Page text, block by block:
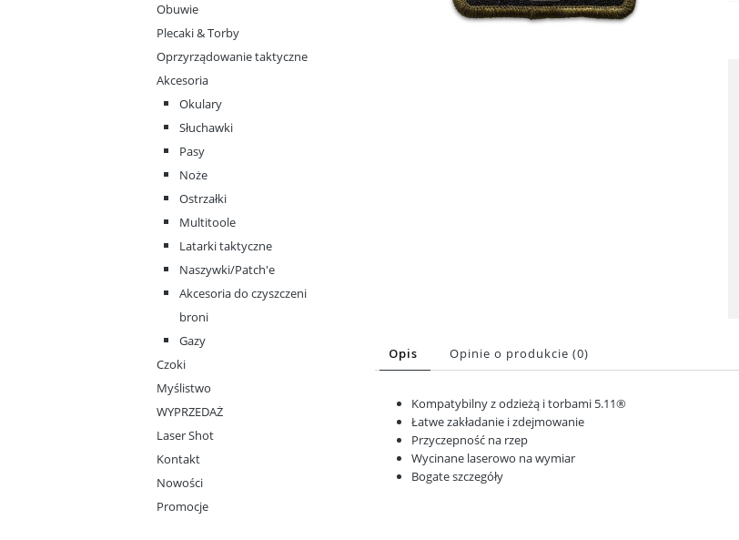
Obuwie
Plecaki & Torby
Oprzyrządowanie taktyczne
Akcesoria
Okulary
Słuchawki
Pasy
Noże
Ostrzałki
Multitoole
Latarki taktyczne
Naszywki/Patch'e
Akcesoria do czyszczeni
broni
Gazy
Czoki
Myślistwo
WYPRZEDAŻ
Laser Shot
Kontakt
Nowości
Promocje
Opis Opinie o produkcie (0)
Kompatybilny z odzieżą i torbami 5.11®
Łatwe zakładanie i zdejmowanie
Przyczepność na rzep
Wycinane laserowo na wymiar
Bogate szczegóły